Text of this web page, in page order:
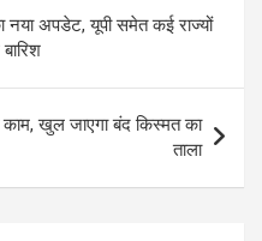
नया अपडेट, यूपी समेत कई राज्यों
खुल जाएगा बंद किस्मत का
ताला